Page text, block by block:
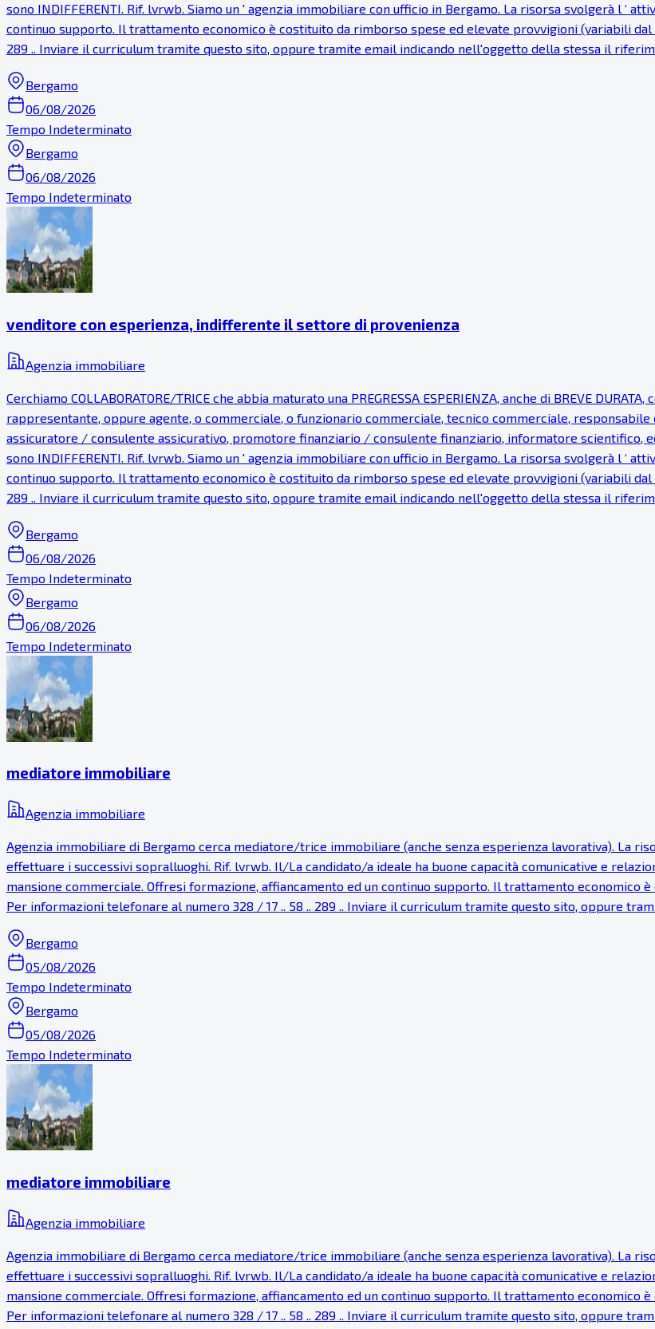
sono INDIFFERENTI. Rif. lvrwb. Siamo un ' agenzia immobiliare con ufficio in Bergamo. La risorsa svolgerà l ‘
continuo supporto. Il trattamento economico è costituito da rimborso spese ed elevate provvigioni (variabili
289 .. Inviare il curriculum tramite questo sito, oppure tramite email indicando nell'oggetto della stessa il
Bergamo
06/08/2026
Tempo Indeterminato
Bergamo
06/08/2026
Tempo Indeterminato
venditore con esperienza, indifferente il settore di provenienza
Agenzia immobiliare
Cerchiamo COLLABORATORE/TRICE che abbia maturato una PREGRESSA ESPERIENZA, anche di BREVE
rappresentante, oppure agente, o commerciale, o funzionario commerciale, tecnico commerciale,
assicuratore / consulente assicurativo, promotore finanziario / consulente finanziario, informatore scientifico,
sono INDIFFERENTI. Rif. lvrwb. Siamo un ' agenzia immobiliare con ufficio in Bergamo. La risorsa svolgerà l ‘
continuo supporto. Il trattamento economico è costituito da rimborso spese ed elevate provvigioni (variabili dal
289 .. Inviare il curriculum tramite questo sito, oppure tramite email indicando nell'oggetto della stessa il
Bergamo
06/08/2026
Tempo Indeterminato
Bergamo
06/08/2026
Tempo Indeterminato
mediatore immobiliare
Agenzia immobiliare
Agenzia immobiliare di Bergamo cerca mediatore/trice immobiliare (anche senza esperienza lavorativa). La
effettuare i successivi sopralluoghi. Rif. lvrwb. Il/La candidato/a ideale ha buone capacità comunicative e
mansione commerciale. Offresi formazione, affiancamento ed un continuo supporto. Il trattamento economico
Per informazioni telefonare al numero 328 / 17 .. 58 .. 289 .. Inviare il curriculum tramite questo sito, oppure
Bergamo
05/08/2026
Tempo Indeterminato
Bergamo
05/08/2026
Tempo Indeterminato
mediatore immobiliare
Agenzia immobiliare
Agenzia immobiliare di Bergamo cerca mediatore/trice immobiliare (anche senza esperienza lavorativa). La
effettuare i successivi sopralluoghi. Rif. lvrwb. Il/La candidato/a ideale ha buone capacità comunicative e
mansione commerciale. Offresi formazione, affiancamento ed un continuo supporto. Il trattamento economico
Per informazioni telefonare al numero 328 / 17 .. 58 .. 289 .. Inviare il curriculum tramite questo sito, oppure